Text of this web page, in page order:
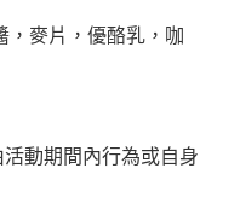
，麥片，優酪乳，咖
動期間內行為或自身